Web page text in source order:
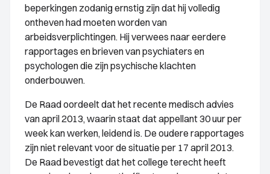
beperkingen zodanig ernstig zijn dat hij volledig
ontheven had moeten worden van
arbeidsverplichtingen. Hij verwees naar eerdere
rapportages en brieven van psychiaters en
psychologen die zijn psychische klachten
onderbouwen.
De Raad oordeelt dat het recente medisch advies
van april 2013, waarin staat dat appellant 30 uur per
week kan werken, leidend is. De oudere rapportages
zijn niet relevant voor de situatie per 17 april 2013.
De Raad bevestigt dat het college terecht heeft